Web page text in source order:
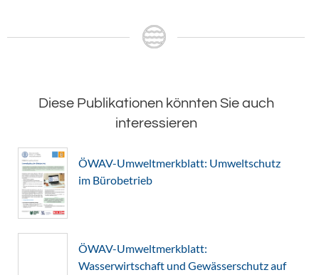
Diese Publikationen könnten Sie auch
interessieren
ÖWAV-Umweltmerkblatt: Umweltschutz
im Bürobetrieb
ÖWAV-Umweltmerkblatt:
Wasserwirtschaft und Gewässerschutz auf